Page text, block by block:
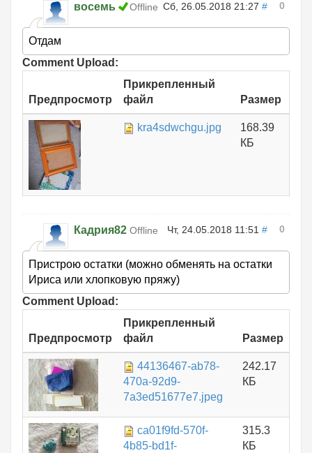
восемь Offline Сб, 26.05.2018 21:27 # 0
Отдам
Comment Upload:
Предпросмотр
Прикрепленный
файл
Размер
kra4sdwchgu.jpg
168.39
КБ
Кадрия82 Offline Чт, 24.05.2018 11:51 # 0
Пристрою остатки (можно обменять на остатки
Ириса или хлопковую пряжу)
Comment Upload:
Предпросмотр
Прикрепленный
файл
Размер
44136467-ab78-
470a-92d9-
7a3ed51677e7.jpeg
242.17
КБ
ca01f9fd-570f-
4b85-bd1f-
315.3
КБ